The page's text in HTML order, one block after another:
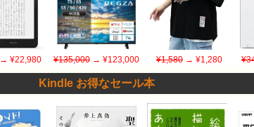
→ ¥22,980 ¥135,000 → ¥123,000 ¥1,580 → ¥1,280
Kindle お得なセール本